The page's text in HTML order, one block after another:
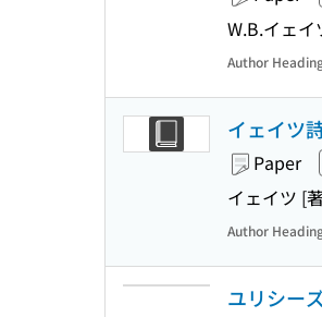
W.B.イェ
Author
イェイツ
Paper
イェイツ [
Author
ユリシー